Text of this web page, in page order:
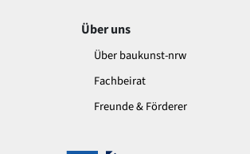
Über uns
Über baukunst-nrw
Fachbeirat
Freunde & Förderer